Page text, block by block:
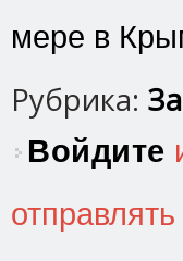
мере в
Рубрика:
Войдите